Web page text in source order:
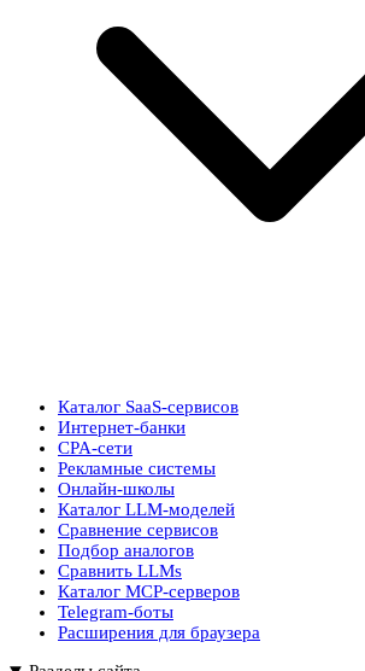
Каталог SaaS-сервисов
Интернет-банки
CPA-сети
Рекламные системы
Онлайн-школы
Каталог LLM-моделей
Сравнение сервисов
Подбор аналогов
Сравнить LLMs
Каталог MCP-серверов
Telegram-боты
Расширения для браузера